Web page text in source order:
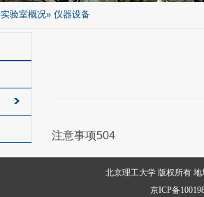
实验室概况» 仪器设备
注意事项504
北京理工大学 版权所有
京ICP备